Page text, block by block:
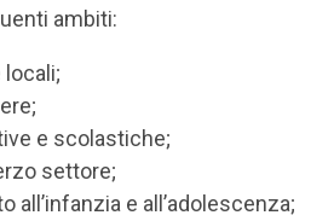
ambiti:
e scolastiche;
settore;
all’infanzia e all’adolescenza;